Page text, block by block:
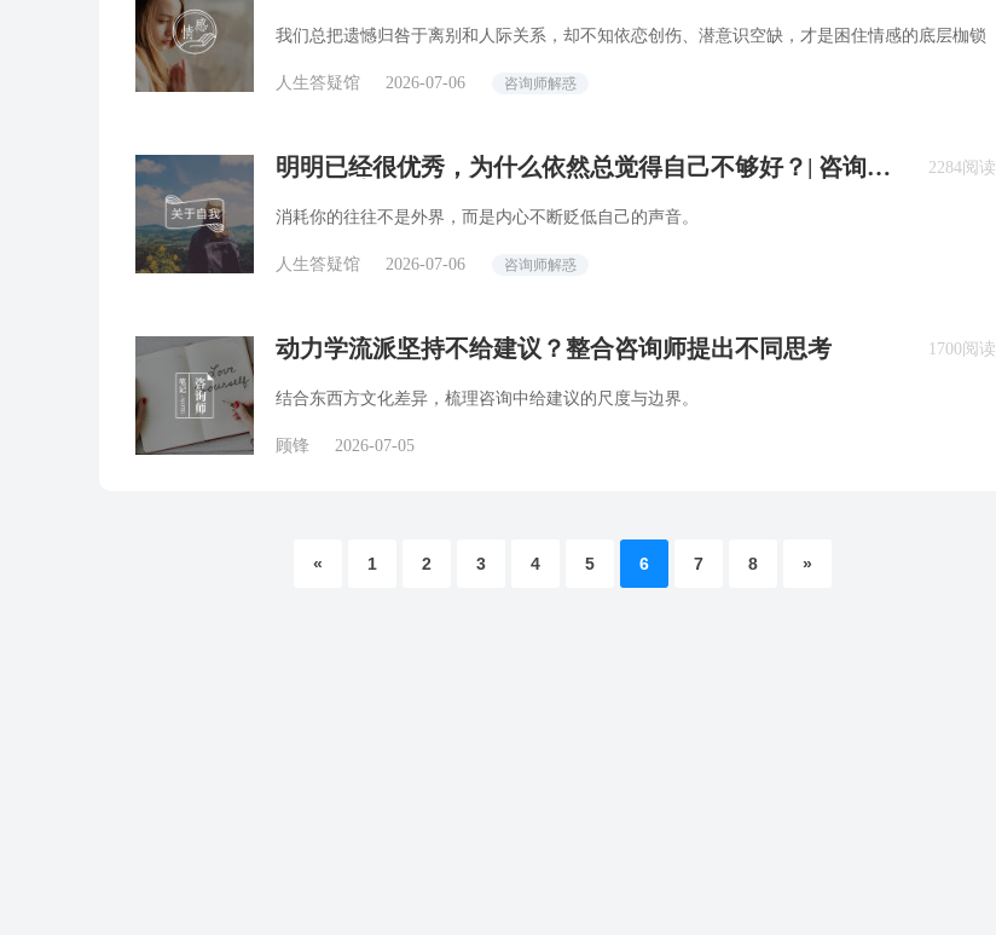
我们总把遗憾归咎于离别和人际关系，却不知依恋创伤、潜意识空缺，才是困住情感的底层枷锁
人生答疑馆 2026-07-06 咨询师解惑
明明已经很优秀，为什么依然总觉得自己不够好？| 咨询师
消耗你的往往不是外界，而是内心不断贬低自己的声音。
人生答疑馆 2026-07-06 咨询师解惑
2284阅读
动力学流派坚持不给建议？整合咨询师提出不同思考
结合东西方文化差异，梳理咨询中给建议的尺度与边界。
顾锋 2026-07-05
1700阅读
« 1 2 3 4 5 6 7 8 »